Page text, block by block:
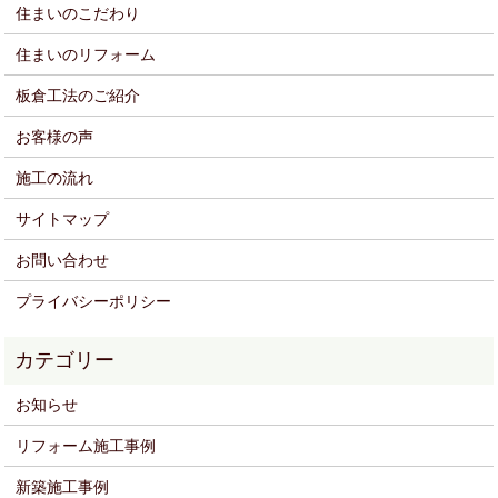
住まいのこだわり
住まいのリフォーム
板倉工法のご紹介
お客様の声
施工の流れ
サイトマップ
お問い合わせ
プライバシーポリシー
お知らせ
リフォーム施工事例
新築施工事例